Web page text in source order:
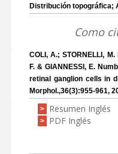
Distribución topográfica;
Como
COLI, A.; STORNELLI,
F. & GIANNESSI, E.
retinal ganglion cells in
Morphol.,36(3):955-961,
> Resumen Inglés
> PDF Inglés